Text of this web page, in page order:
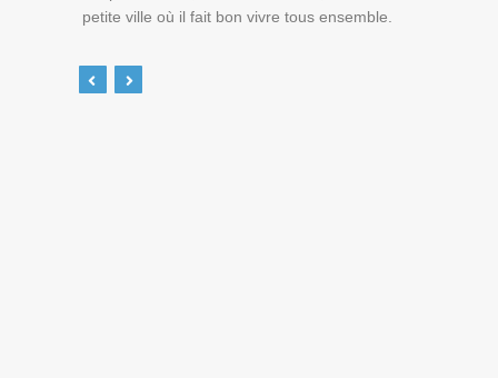
petite ville où il fait bon vivre tous ensemble.